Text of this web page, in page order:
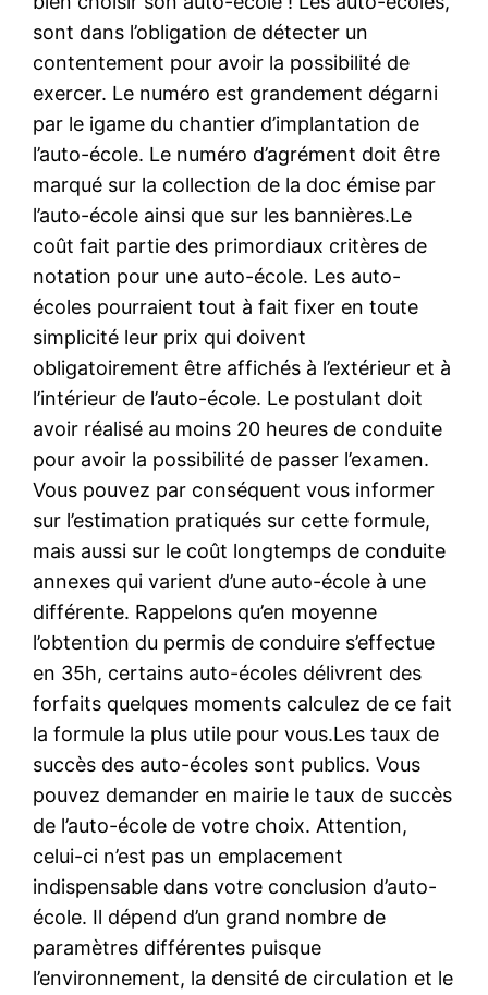
sont dans l’obligation de détecter un
contentement pour avoir la possibilité de
exercer. Le numéro est grandement dégarni
par le igame du chantier d’implantation de
l’auto-école. Le numéro d’agrément doit être
marqué sur la collection de la doc émise par
l’auto-école ainsi que sur les bannières.Le
coût fait partie des primordiaux critères de
notation pour une auto-école. Les auto-
écoles pourraient tout à fait fixer en toute
simplicité leur prix qui doivent
obligatoirement être affichés à l’extérieur et à
l’intérieur de l’auto-école. Le postulant doit
avoir réalisé au moins 20 heures de conduite
pour avoir la possibilité de passer l’examen.
Vous pouvez par conséquent vous informer
sur l’estimation pratiqués sur cette formule,
mais aussi sur le coût longtemps de conduite
annexes qui varient d’une auto-école à une
différente. Rappelons qu’en moyenne
l’obtention du permis de conduire s’effectue
en 35h, certains auto-écoles délivrent des
forfaits quelques moments calculez de ce fait
la formule la plus utile pour vous.Les taux de
succès des auto-écoles sont publics. Vous
pouvez demander en mairie le taux de succès
de l’auto-école de votre choix. Attention,
celui-ci n’est pas un emplacement
indispensable dans votre conclusion d’auto-
école. Il dépend d’un grand nombre de
paramètres différentes puisque
l’environnement, la densité de circulation et le